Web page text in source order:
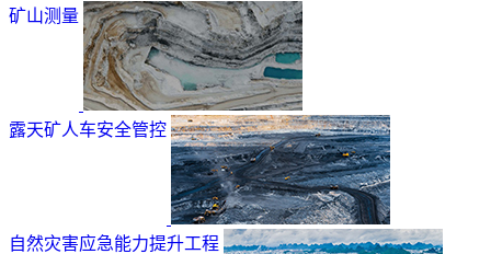
矿山测量
露天矿人车安全管控
自然灾害应急能力提升工程